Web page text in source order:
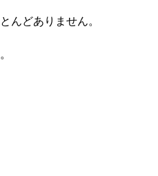
んどありません。